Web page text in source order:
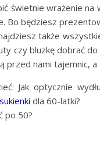
świetnie wrażenie na
Bo będziesz
także
czy bluzkę dobrać
przed nami tajemnic,
Jak optycznie
dla 60-latki?
po 50?